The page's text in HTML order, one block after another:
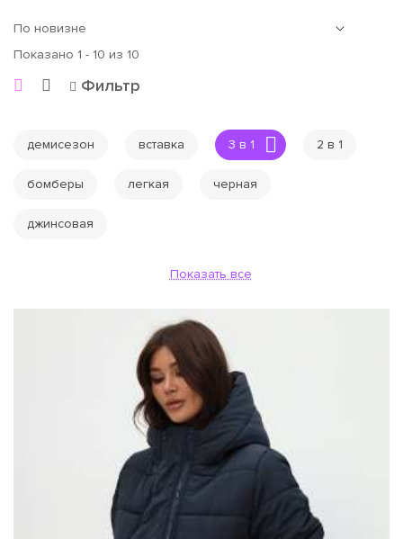
Показано 1 - 10 из 10
Фильтр
демисезон вставка 3 в 1 2 в 1
бомберы легкая черная
джинсовая
Показать все